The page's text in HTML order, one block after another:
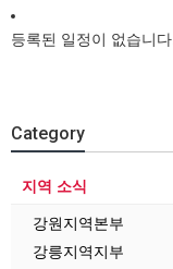
등록된 일정이 없습니다.
Category
지역 소식
강원지역본부
강릉지역지부